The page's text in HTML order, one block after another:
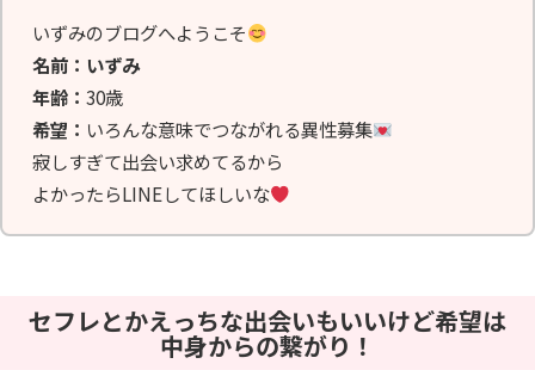
いずみのブログへようこそ
名前：いずみ
年齢： 30歳
希望： いろんな意味でつながれる異性募集
寂しすぎて出会い求めてるから
よかったらLINEしてほしいな
セフレとかえっちな出会いもいいけど希望は
中身からの繋がり！